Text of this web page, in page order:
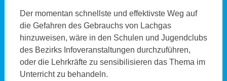
Der momentan schnellste und effektivste Weg auf
die Gefahren des Gebrauchs von Lachgas
hinzuweisen, wäre in den Schulen und Jugendclubs
des Bezirks Infoveranstaltungen durchzuführen,
oder die Lehrkräfte zu sensibilisieren das Thema im
Unterricht zu behandeln.